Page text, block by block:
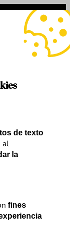
de texto
al
la
fines